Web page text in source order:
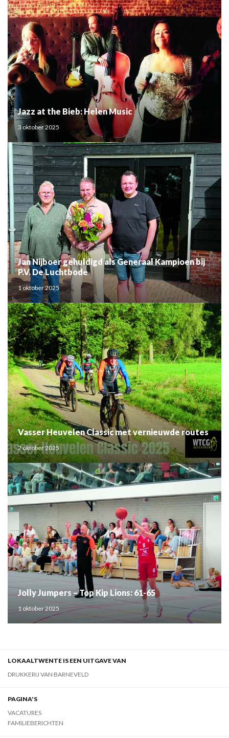
Jazz at the Bieb: Helen Music
3 oktober 2025
Jan Nijboer gehuldigd als Generaal Kampioen bij
P.V. De Luchtbode
1 oktober 2025
Vasser Heuvelen Classic met vernieuwde routes
2 oktober 2025
Jolly Jumpers – Top Kip Lions: 61-65
1 oktober 2025
LOKAALTWENTE IS EEN UITGAVE VAN
DRUKKERIJ VAN BARNEVELD
PAGINA'S
VACATURES
FAMILIEBERICHTEN